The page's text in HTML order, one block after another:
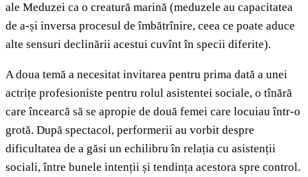
ale Meduzei ca o creatură marină (meduzele au capacitatea
de a-și inversa procesul de îmbătrînire, ceea ce poate aduce
alte sensuri declinării acestui cuvînt în specii diferite).
A doua temă a necesitat invitarea pentru prima dată a unei
actrițe profesioniste pentru rolul asistentei sociale, o tînără
care încearcă să se apropie de două femei care locuiau într-o
grotă. După spectacol, performerii au vorbit despre
dificultatea de a găsi un echilibru în relația cu asistenții
sociali, între bunele intenții și tendința acestora spre control.